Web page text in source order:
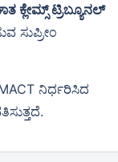
ಕ್ಲೇಮ್ಸ್ ಟ್ರಿಬ್ಯೂನಲ್
ಸುಪ್ರೀಂ
ನಿರ್ಧರಿಸಿದ